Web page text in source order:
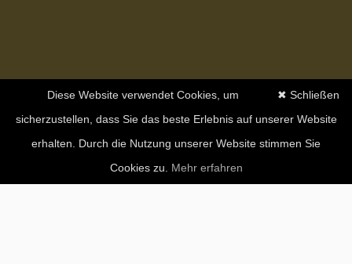
✖ Schließen
Diese Website verwendet Cookies, um
sicherzustellen, dass Sie das beste Erlebnis auf unserer Website
erhalten. Durch die Nutzung unserer Website stimmen Sie
Cookies zu. Mehr erfahren